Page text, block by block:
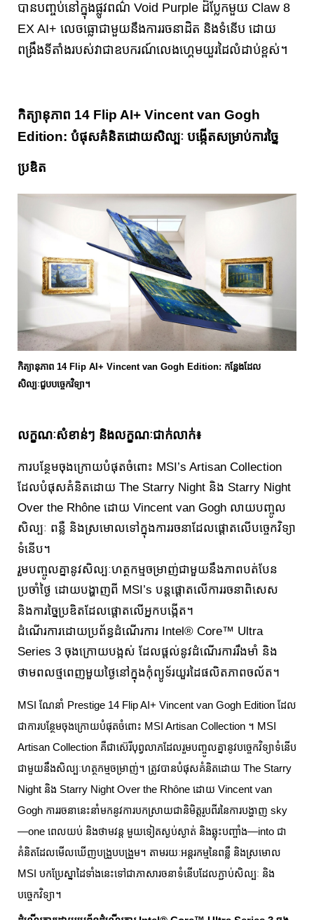
បានបញ្ចប់នៅក្នុងផ្លូវពណ៌ Void Purple ដ៏ប្លែកមួយ Claw 8
EX AI+ លេចធ្លោជាមួយនឹងការរចនាដិត និងទំនើប ដោយ
ពង្រឹងទីតាំងរបស់វាជាឧបករណ៍លេងហ្គេមយួរដៃលំដាប់ខ្ពស់។
កិត្យានុភាព 14 Flip AI+ Vincent van Gogh
Edition: បំផុសគំនិតដោយសិល្បៈ បង្កើតសម្រាប់ការច្នៃ
ប្រឌិត
កិត្យានុភាព 14 Flip AI+ Vincent van Gogh Edition: កន្លែងដែល
សិល្បៈជួបបច្ចេកវិទ្យា។
លក្ខណៈសំខាន់ៗ និងលក្ខណៈជាក់លាក់៖
ការបន្ថែមចុងក្រោយបំផុតចំពោះ MSI’s Artisan Collection
ដែលបំផុសគំនិតដោយ The Starry Night និង Starry Night
Over the Rhône ដោយ Vincent van Gogh លាយបញ្ចូល
សិល្បៈ ពន្លឺ និងស្រមោលទៅក្នុងការរចនាដែលផ្តោតលើបច្ចេកវិទ្យា
ទំនើប។
រួមបញ្ចូលគ្នានូវសិល្បៈហត្ថកម្មចម្រាញ់ជាមួយនឹងភាពបត់បែន
ប្រចាំថ្ងៃ ដោយបង្ហាញពី MSI’s បន្តផ្តោតលើការរចនាពិសេស
និងការច្នៃប្រឌិតដែលផ្តោតលើអ្នកបង្កើត។
ដំណើរការដោយប្រព័ន្ធដំណើរការ Intel® Core™ Ultra
Series 3 ចុងក្រោយបង្អស់ ដែលផ្តល់នូវដំណើរការរឹងមាំ និង
ថាមពលថ្មពេញមួយថ្ងៃនៅក្នុងកុំព្យូទ័រយួរដៃផលិតភាពចល័ត។
MSI ណែនាំ Prestige 14 Flip AI+ Vincent van Gogh Edition ដែល
ជាការបន្ថែមចុងក្រោយបំផុតចំពោះ MSI Artisan Collection ។ MSI
Artisan Collection គឺជាស៊េរីបុព្វលាភដែលរួមបញ្ចូលគ្នានូវបច្ចេកវិទ្យាទំនើប
ជាមួយនឹងសិល្បៈហត្ថកម្មចម្រាញ់។ ត្រូវបានបំផុសគំនិតដោយ The Starry
Night និង Starry Night Over the Rhône ដោយ Vincent van
Gogh ការរចនានេះនាំមកនូវការបកស្រាយជានិមិត្តរូបពីរនៃការបង្ហាញ sky
—one ពេលយប់ និងថាមវន្ត មួយទៀតស្ងប់ស្ងាត់ និងឆ្លុះបញ្ចាំង—into ជា
គំនិតដែលមើលឃើញបង្រួបបង្រួម។ តាមរយៈអន្តរកម្មនៃពន្លឺ និងស្រមោល
MSI បកប្រែស្នាដៃទាំងនេះទៅជាភាសារចនាទំនើបដែលភ្ជាប់សិល្បៈ និង
បច្ចេកវិទ្យា។